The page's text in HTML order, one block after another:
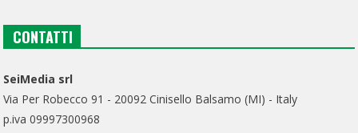
CONTATTI
SeiMedia srl
Via Per Robecco 91 - 20092 Cinisello Balsamo (MI) - Italy
p.iva 09997300968